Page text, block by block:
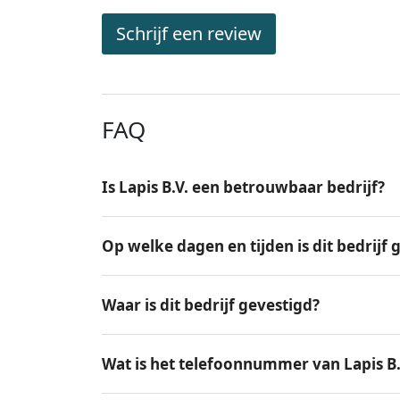
Schrijf een review
FAQ
Is Lapis B.V. een betrouwbaar bedrijf?
Op welke dagen en tijden is dit bedrijf
Waar is dit bedrijf gevestigd?
Wat is het telefoonnummer van Lapis